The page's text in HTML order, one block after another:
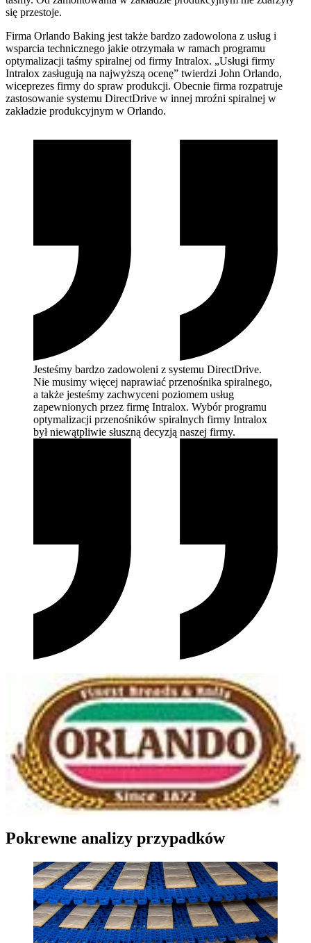
się przestoje.
Firma Orlando Baking jest także bardzo zadowolona z usług i
wsparcia technicznego jakie otrzymała w ramach programu
optymalizacji taśmy spiralnej od firmy Intralox. „Usługi firmy
Intralox zasługują na najwyższą ocenę” twierdzi John Orlando,
wiceprezes firmy do spraw produkcji. Obecnie firma rozpatruje
zastosowanie systemu DirectDrive w innej mroźni spiralnej w
zakładzie produkcyjnym w Orlando.
Jesteśmy bardzo zadowoleni z systemu DirectDrive.
Nie musimy więcej naprawiać przenośnika spiralnego,
a także jesteśmy zachwyceni poziomem usług
zapewnionych przez firmę Intralox. Wybór programu
optymalizacji przenośników spiralnych firmy Intralox
był niewątpliwie słuszną decyzją naszej firmy.
Pokrewne analizy przypadków